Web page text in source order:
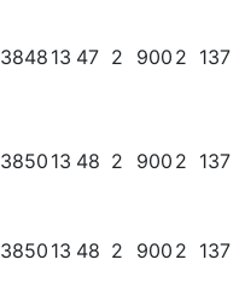
3848 13 47 2 900 2 137
3850 13 48 2 900 2 137
3850 13 48 2 900 2 137